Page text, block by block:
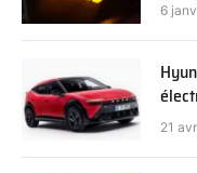
6
21